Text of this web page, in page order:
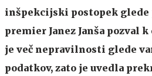
inšpekcijski postopek glede
premier Janez Janša pozval
je več nepravilnosti glede
podatkov, zato je uvedla